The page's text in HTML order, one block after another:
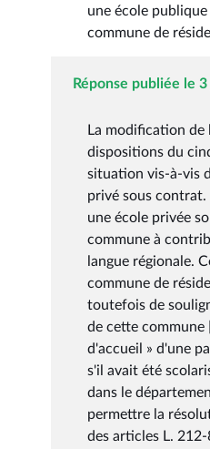
une école
commune de
Réponse publiée le
La modification
dispositions du
situation vis-à-vis
privé sous
une école privée
commune à
langue régionale.
commune de
toutefois de
de cette commune
d'accueil » d'une
s'il avait été
dans le
permettre la
des articles L.